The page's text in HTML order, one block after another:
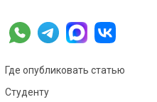
Где опубликовать статью
Студенту